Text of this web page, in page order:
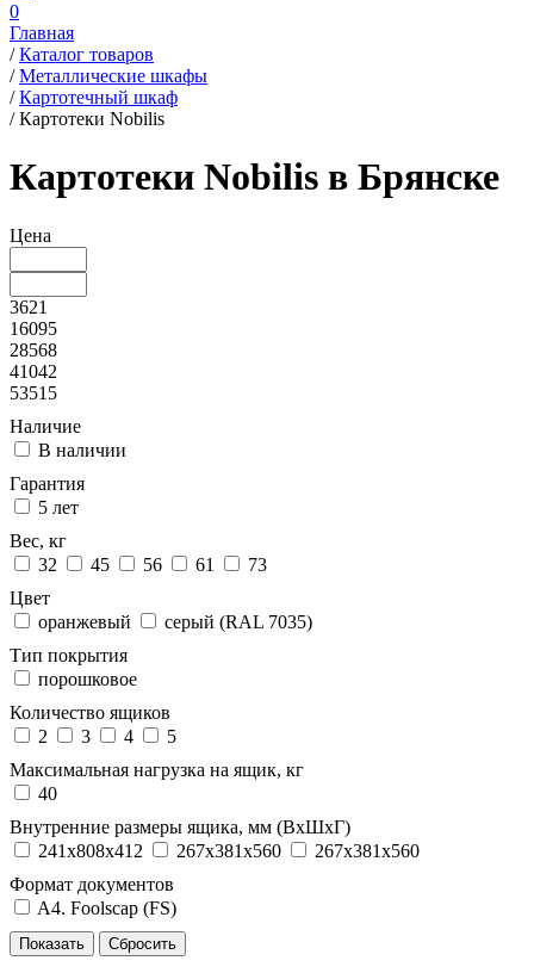
0
Главная
/ Каталог товаров
/ Металлические шкафы
/ Картотечный шкаф
/ Картотеки Nobilis
Картотеки Nobilis в Брянске
Цена
3621
16095
28568
41042
53515
Наличие
В наличии
Гарантия
5 лет
Вес, кг
32
45 56 61
73
Цвет
оранжевый
серый (RAL 7035)
Тип покрытия
порошковое
Количество ящиков
2
3 4
5
Максимальная нагрузка на ящик, кг
40
Внутренние размеры ящика, мм (ВхШхГ)
241х808х412
267x381x560
267х381х560
Формат документов
A4. Foolscap (FS)